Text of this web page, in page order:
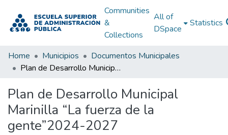
Communities
&
Collections
All of
DSpace
Statistics
Home Municipios
Documentos Municipales
Plan de Desarrollo Municipal Marinilla “La fuerza de la gente”2024-2027
Plan de Desarrollo Municipal
Marinilla “La fuerza de la
gente”2024-2027